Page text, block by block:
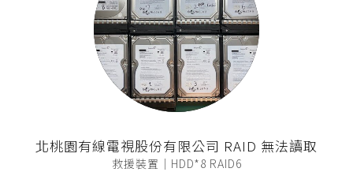
北桃園有線電視股份有限公司 RAID 無法讀取
救援裝置｜HDD*8 RAID6